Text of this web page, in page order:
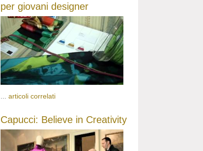
per giovani designer
... articoli correlati
Capucci: Believe in Creativity